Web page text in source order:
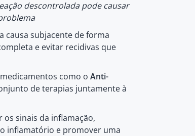
descontrolada pode causar
causa subjacente de forma
e evitar recidivas que
como o Anti-
de terapias juntamente à
sinais da inflamação,
inflamatório e promover uma